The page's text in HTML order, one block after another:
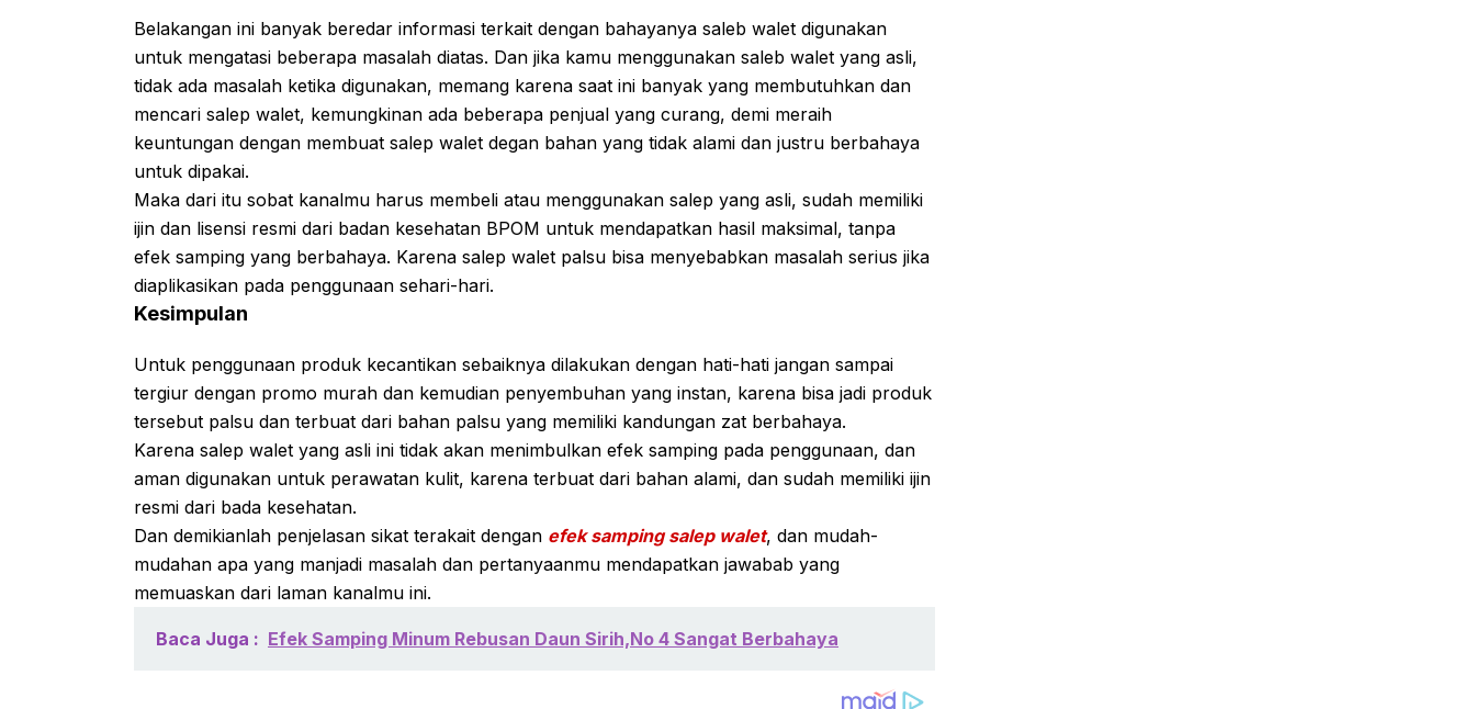
Belakangan ini banyak beredar informasi terkait dengan bahayanya saleb walet digunakan
untuk mengatasi beberapa masalah diatas. Dan jika kamu menggunakan saleb walet yang asli,
tidak ada masalah ketika digunakan, memang karena saat ini banyak yang membutuhkan dan
mencari salep walet, kemungkinan ada beberapa penjual yang curang, demi meraih
keuntungan dengan membuat salep walet degan bahan yang tidak alami dan justru berbahaya
untuk dipakai.
Maka dari itu sobat kanalmu harus membeli atau menggunakan salep yang asli, sudah memiliki
ijin dan lisensi resmi dari badan kesehatan BPOM untuk mendapatkan hasil maksimal, tanpa
efek samping yang berbahaya. Karena salep walet palsu bisa menyebabkan masalah serius jika
diaplikasikan pada penggunaan sehari-hari.
Kesimpulan
Untuk penggunaan produk kecantikan sebaiknya dilakukan dengan hati-hati jangan sampai
tergiur dengan promo murah dan kemudian penyembuhan yang instan, karena bisa jadi produk
tersebut palsu dan terbuat dari bahan palsu yang memiliki kandungan zat berbahaya.
Karena salep walet yang asli ini tidak akan menimbulkan efek samping pada penggunaan, dan
aman digunakan untuk perawatan kulit, karena terbuat dari bahan alami, dan sudah memiliki ijin
resmi dari bada kesehatan.
Dan demikianlah penjelasan sikat terakait dengan efek samping salep walet, dan mudah-
mudahan apa yang manjadi masalah dan pertanyaanmu mendapatkan jawabab yang
memuaskan dari laman kanalmu ini.
Baca Juga : Efek Samping Minum Rebusan Daun Sirih,No 4 Sangat Berbahaya